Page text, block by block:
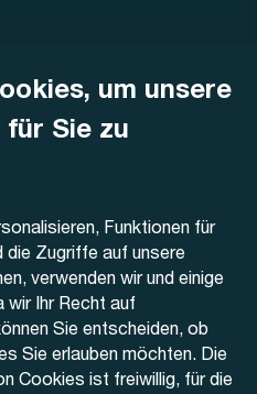
um unsere
Sie zu
Funktionen für
die Zugriffe auf unsere
verwenden wir und einige
wir Ihr Recht auf
Sie entscheiden, ob
Sie erlauben möchten. Die
Cookies ist freiwillig, für die